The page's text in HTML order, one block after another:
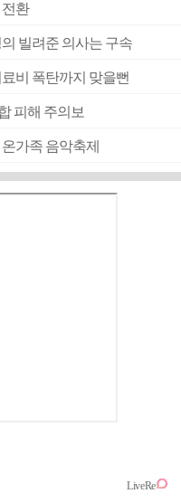
환
빌려준 의사는 구속
비 폭탄까지 맞을뻔
피해 주의보
가족 음악축제